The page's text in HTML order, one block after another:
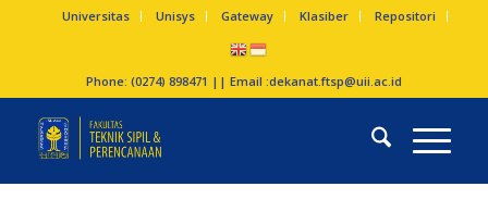
Universitas Unisys Gateway Klasiber Repositori
Phone: (0274) 898471 || Email :dekanat.ftsp@uii.ac.id